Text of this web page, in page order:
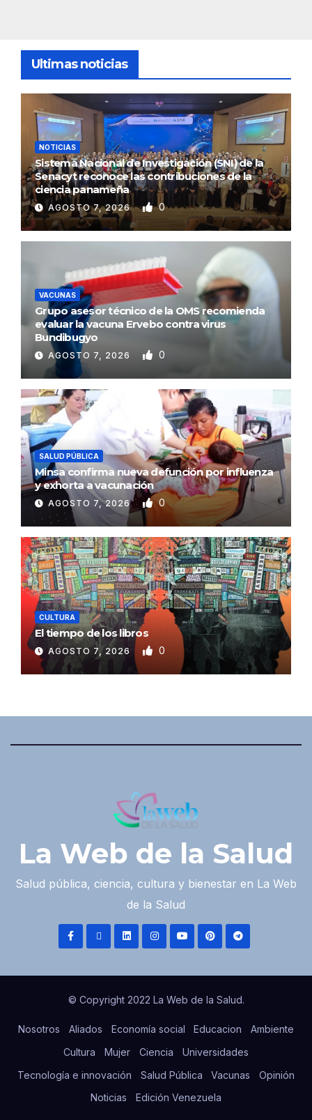
Ultimas noticias
NOTICIAS
Sistema Nacional de Investigación (SNI) de la
Senacyt reconoce las contribuciones de la
ciencia panameña
AGOSTO 7, 2026 0
VACUNAS
Grupo asesor técnico de la OMS recomienda
evaluar la vacuna Ervebo contra virus
Bundibugyo
AGOSTO 7, 2026 0
SALUD PÚBLICA
Minsa confirma nueva defunción por influenza
y exhorta a vacunación
AGOSTO 7, 2026 0
CULTURA
El tiempo de los libros
AGOSTO 7, 2026 0
La Web de la Salud
Salud pública, ciencia, cultura y bienestar en La Web
de la Salud
© Copyright 2022 La Web de la Salud.
Nosotros Aliados Economía social Educacion
Ambiente
Cultura
Mujer Ciencia
Universidades
Tecnología e innovación
Salud Pública Vacunas
Opinión
Noticias
Edición Venezuela